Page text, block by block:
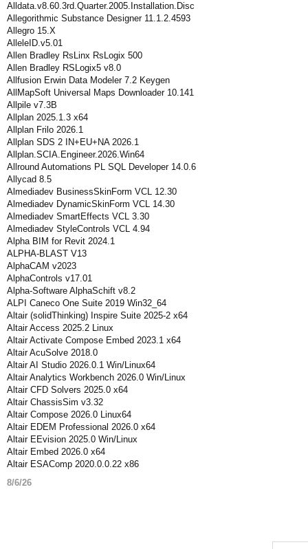
Alldata.v8.60.3rd.Quarter.2005.Installation.Disc
Allegorithmic Substance Designer 11.1.2.4593
Allegro 15.X
AlleleID.v5.01
Allen Bradley RsLinx RsLogix 500
Allen Bradley RSLogix5 v8.0
Allfusion Erwin Data Modeler 7.2 Keygen
AllMapSoft Universal Maps Downloader 10.141
Allpile v7.3B
Allplan 2025.1.3 x64
Allplan Frilo 2026.1
Allplan SDS 2 IN+EU+NA 2026.1
Allplan.SCIA.Engineer.2026.Win64
Allround Automations PL SQL Developer 14.0.6
Allycad 8.5
Almediadev BusinessSkinForm VCL 12.30
Almediadev DynamicSkinForm VCL 14.30
Almediadev SmartEffects VCL 3.30
Almediadev StyleControls VCL 4.94
Alpha BIM for Revit 2024.1
ALPHA-BLAST V13
AlphaCAM v2023
AlphaControls v17.01
Alpha-Software AlphaSchift v8.2
ALPI Caneco One Suite 2019 Win32_64
Altair (solidThinking) Inspire Suite 2025-2 x64
Altair Access 2025.2 Linux
Altair Activate Compose Embed 2023.1 x64
Altair AcuSolve 2018.0
Altair AI Studio 2026.0.1 Win/Linux64
Altair Analytics Workbench 2026.0 Win/Linux
Altair CFD Solvers 2025.0 x64
Altair ChassisSim v3.32
Altair Compose 2026.0 Linux64
Altair EDEM Professional 2026.0 x64
Altair EEvision 2025.0 Win/Linux
Altair Embed 2026.0 x64
Altair ESAComp 2020.0.0.22 x86
8/6/26